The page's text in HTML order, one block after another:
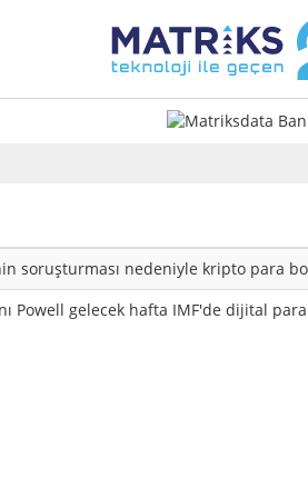
soruşturması nedeniyle kripto para
Powell gelecek hafta IMF'de dijital